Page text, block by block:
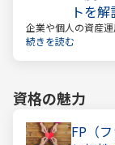
トを解
企業や個人の資産
計を提案するファイ
続きを読む
資格の魅力
FP（